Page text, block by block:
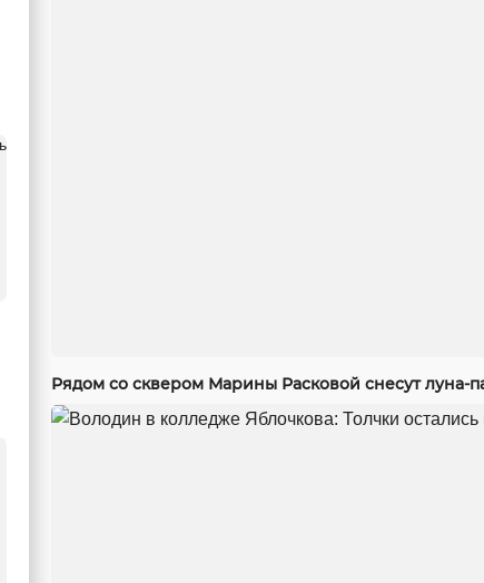
Рядом со сквером Марины Расковой снесут луна-